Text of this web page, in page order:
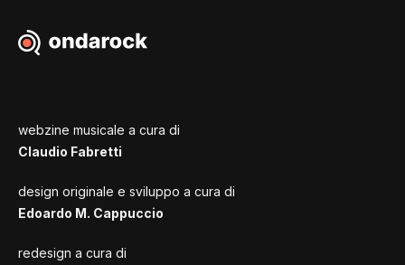
webzine musicale a cura di
Claudio Fabretti
design originale e sviluppo a cura di
Edoardo M. Cappuccio
redesign a cura di